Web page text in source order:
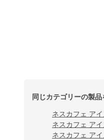
同じカテゴリーの製品
ネスカフェ ア
ネスカフェ ア
ネスカフェ ア